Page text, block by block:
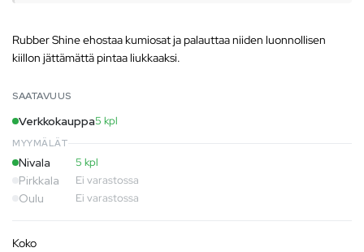
Rubber Shine ehostaa kumiosat ja palauttaa niiden luonnollisen
kiillon jättämättä pintaa liukkaaksi.
SAATAVUUS
Verkkokauppa5 kpl
MYYMÄLÄT
Nivala 5 kpl
Pirkkala Ei varastossa
Oulu Ei varastossa
koko